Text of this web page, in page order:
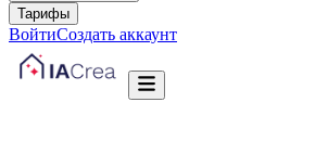
Тарифы
ВойтиСоздать аккаунт